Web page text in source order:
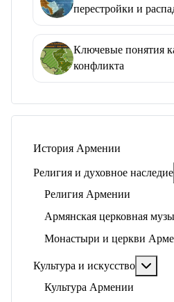
История Армении
Религия и духовное наследие
Религия Армении
Армянская церковная
Монастыри и церкви
Культура и искусство
Культура Армении
перестройки и
Ключевые понятия
конфликта